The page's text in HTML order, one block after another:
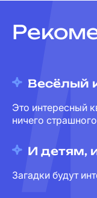
Весёлый
Это интересный
ничего
И детям,
Загадки будут